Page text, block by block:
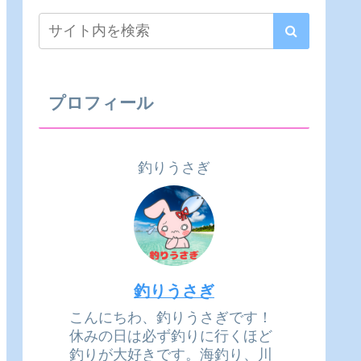
プロフィール
釣りうさぎ
釣りうさぎ
こんにちわ、釣りうさぎです！
休みの日は必ず釣りに行くほど
釣りが大好きです。海釣り、川